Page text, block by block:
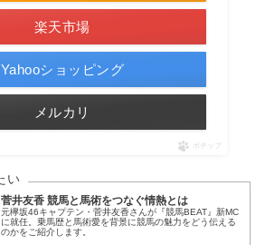
楽天市場
Yahooショッピング
メルカリ
ポチップ
菅井友香 競馬と馬術をつなぐ情熱とは
元欅坂46キャプテン・菅井友香さんが『競馬BEAT』新MC
に就任。乗馬歴と馬術愛を背景に競馬の魅力をどう伝える
のかをご紹介します。